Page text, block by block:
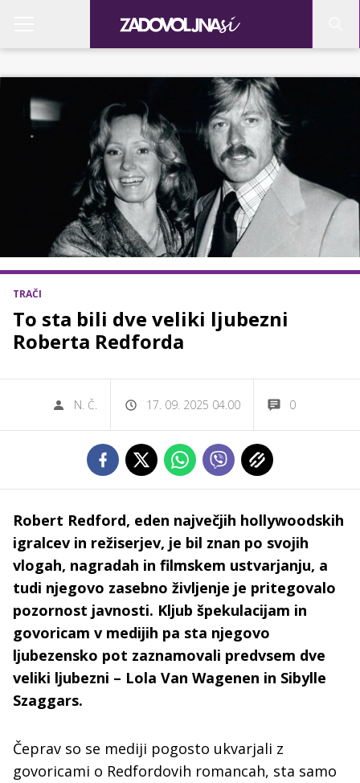
TRAČI
To sta bili dve veliki ljubezni
Roberta Redforda
N. Č. 17. 09. 2025 04.00 0
Robert Redford, eden največjih hollywoodskih
igralcev in režiserjev, je bil znan po svojih
vlogah, nagradah in filmskem ustvarjanju, a
tudi njegovo zasebno življenje je pritegovalo
pozornost javnosti. Kljub špekulacijam in
govoricam v medijih pa sta njegovo
ljubezensko pot zaznamovali predvsem dve
veliki ljubezni – Lola Van Wagenen in Sibylle
Szaggars.
Čeprav so se mediji pogosto ukvarjali z
govoricami o Redfordovih romancah, sta samo